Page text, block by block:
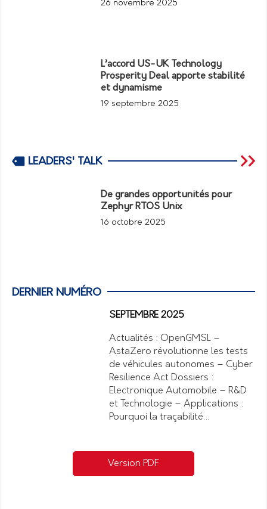
26 novembre 2025
L’accord US-UK Technology
Prosperity Deal apporte stabilité
et dynamisme
19 septembre 2025
LEADERS' TALK
De grandes opportunités pour
Zephyr RTOS Unix
16 octobre 2025
DERNIER NUMÉRO
SEPTEMBRE 2025
Actualités : OpenGMSL –
AstaZero révolutionne les tests
de véhicules autonomes – Cyber
Resilience Act Dossiers :
Electronique Automobile – R&D
et Technologie – Applications :
Pourquoi la traçabilité…
Version PDF